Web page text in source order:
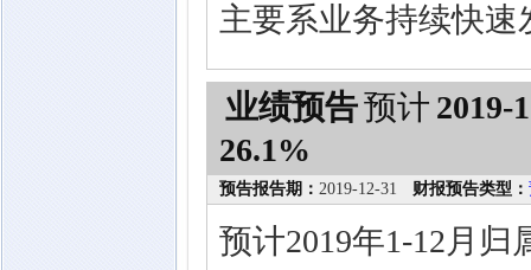
主要系业务持续快速
业绩预告预计 2019-
26.1%
预告报告期： 2019-12-31 财报预告类型：
预计2019年1-12月